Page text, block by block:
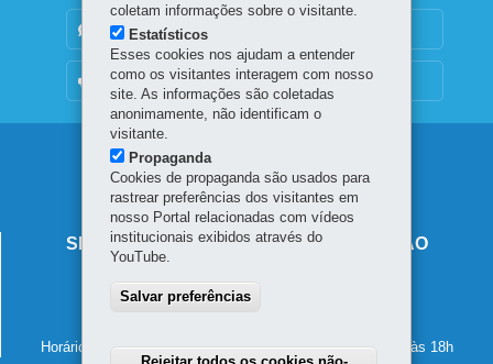
DENUNCIE CORRUPÇÃO
OUVIDORIA
Navegação
principal
SECRETARIA DE ESTADO DA EDUCAÇÃO
80610-011-Curitiba
Horário de atendimento: de segunda a sexta-feira, das 8h às 18h
coletam informações sobre o visitante.
Estatísticos
Esses cookies nos ajudam a entender
como os visitantes interagem com nosso
site. As informações são coletadas
anonimamente, não identificam o
visitante.
Propaganda
Cookies de propaganda são usados para
rastrear preferências dos visitantes em
nosso Portal relacionadas com vídeos
institucionais exibidos através do
YouTube.
Salvar preferências